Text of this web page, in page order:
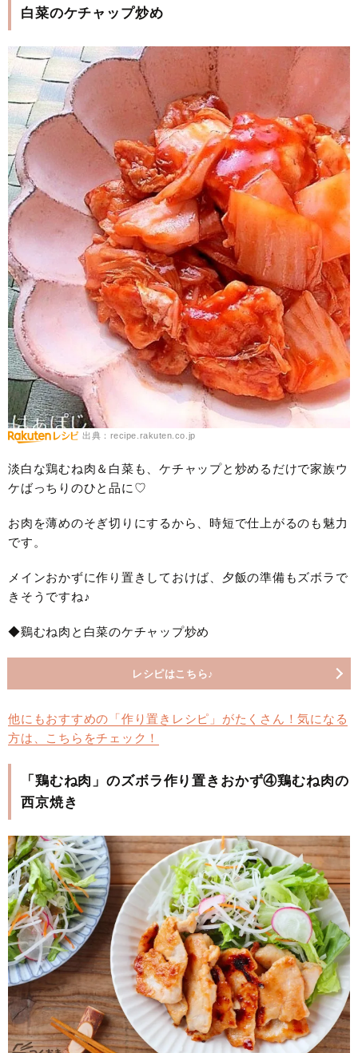
白菜のケチャップ炒め
出典：recipe.rakuten.co.jp
淡白な鶏むね肉＆白菜も、ケチャップと炒めるだけで家族ウ
ケばっちりのひと品に♡
お肉を薄めのそぎ切りにするから、時短で仕上がるのも魅力
です。
メインおかずに作り置きしておけば、夕飯の準備もズボラで
きそうですね♪
◆鷄むね肉と白菜のケチャップ炒め
レシピはこちら♪
他にもおすすめの「作り置きレシピ」がたくさん！気になる
方は、こちらをチェック！
「鶏むね肉」のズボラ作り置きおかず④鶏むね肉の
西京焼き